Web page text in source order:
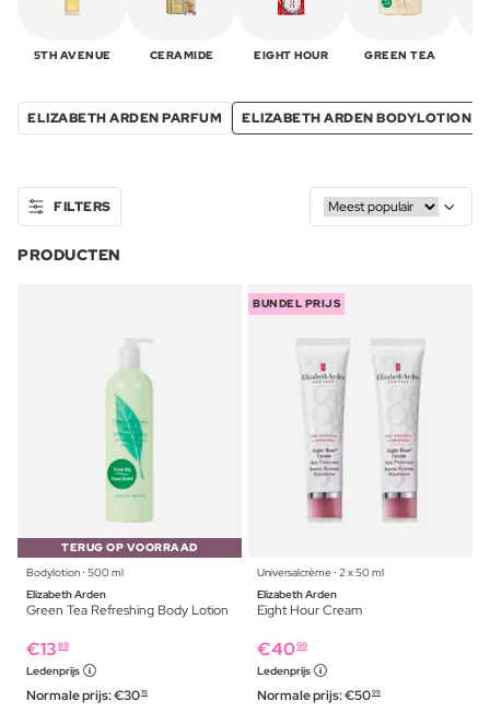
5TH AVENUE CERAMIDE EIGHT HOUR GREEN TEA
ELIZABETH ARDEN PARFUM ELIZABETH ARDEN BODYLOTION
FILTERS
PRODUCTEN
TERUG OP VOORRAAD
Bodylotion ⋅ 500 ml
Elizabeth Arden
Green Tea Refreshing Body Lotion
€13 89
Ledenprijs
Normale prijs:€3019
BUNDEL PRIJS
Universalcrème ⋅ 2 x 50 ml
Elizabeth Arden
Eight Hour Cream
€4099
Ledenprijs
Normale prijs:€5099